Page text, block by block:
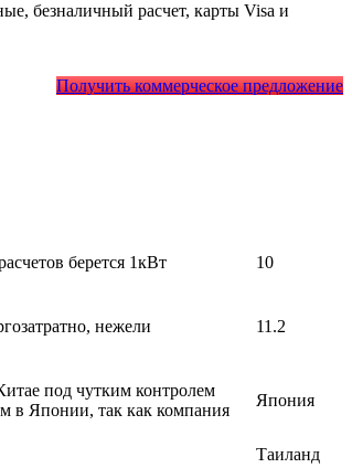
безналичный расчет, карты Visa и
Получить коммерческое предложение
берется 1кВт
10
нежели
11.2
под чутким контролем
в Японии, так как компания
Япония
Таиланд